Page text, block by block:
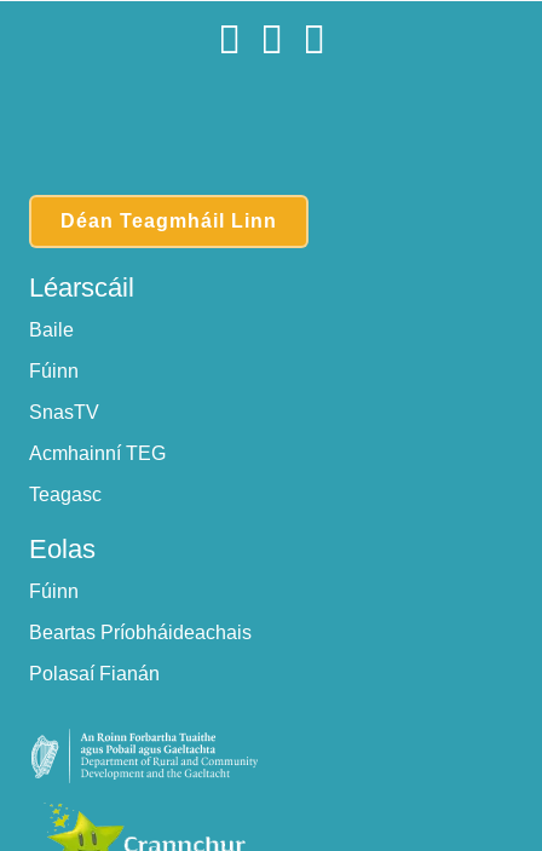
Déan Teagmháil Linn
Léarscáil
Baile
Fúinn
SnasTV
Acmhainní TEG
Teagasc
Eolas
Fúinn
Beartas Príobháideachais
Polasaí Fianán